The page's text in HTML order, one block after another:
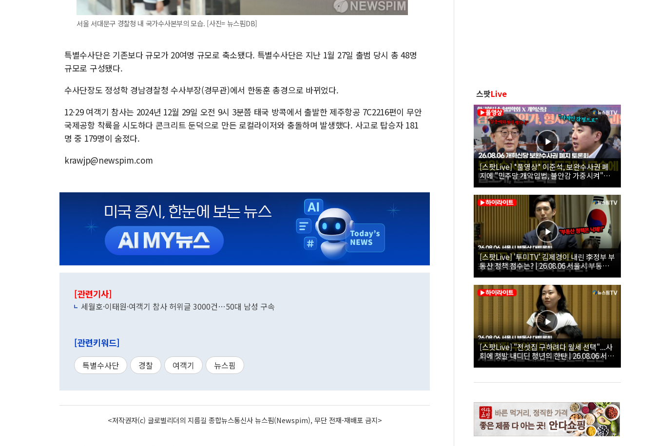
서울 서대문구 경찰청 내 국가수사본부의 모습. [사진= 뉴스핌DB]
특별수사단은 기존보다 규모가 20여명 규모로 축소됐다. 특별수사단은 지난 1월 27일 출범 당시 총 48명
규모로 구성됐다.
수사단장도 정성학 경남경찰청 수사부장(경무관)에서 한동훈 총경으로 바뀌었다.
12·29 여객기 참사는 2024년 12월 29일 오전 9시 3분쯤 태국 방콕에서 출발한 제주항공 7C2216편이 무안
국제공항 착륙을 시도하다 콘크리트 둔덕으로 만든 로컬라이저와 충돌하며 발생했다. 사고로 탑승자 181
명 중 179명이 숨졌다.
krawjp@newspim.com
[관련기사]
세월호·이태원·여객기 참사 허위글 3000건…50대 남성 구속
[관련키워드]
특별수사단 경찰 여객기 뉴스핌
<저작권자(c) 글로벌리더의 지름길 종합뉴스통신사 뉴스핌(Newspim), 무단 전재-재배포 금지>
스팟Live
[스팟Live] *풀영상* 이준석, 보완수사권 폐
지에 "민주당 개악입법, 불안감 가중시켜"｜
26.08.06 개혁신당 보완수사권 폐지 토론회
[스팟Live] '투미TV' 김제경이 내린 李정부 부
동산 정책 점수는? | 26.08.06 서울시 부동산
대토론회
[스팟Live] "전셋집 구하려다 월세 선택"...사
회에 첫발 내디딘 청년의 한탄 | 26.08.06 서울
시 부동산 대토론회